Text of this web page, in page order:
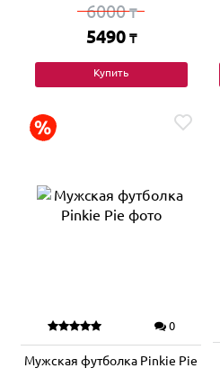
6000₸
5490 ₸
Купить
0
Мужская футболка Pinkie Pie